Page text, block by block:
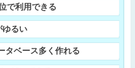
で利用できる
ゆるい
タベース多く作れる